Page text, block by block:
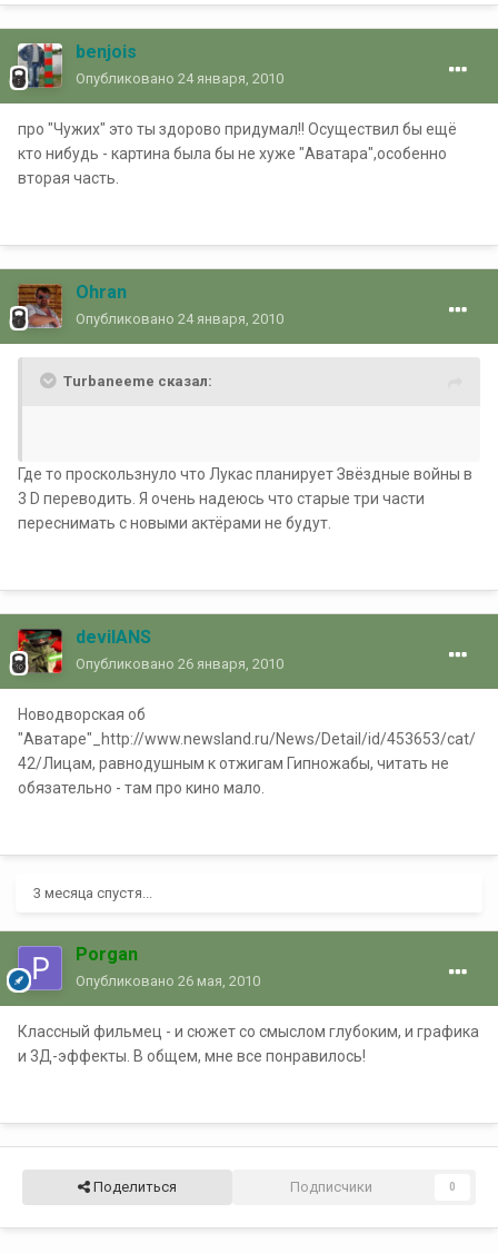
benjois
Опубликовано 24 января, 2010
про "Чужих" это ты здорово придумал!! Осуществил бы ещё
кто нибудь - картина была бы не хуже "Аватара",особенно
вторая часть.
Ohran
Опубликовано 24 января, 2010
Turbaneeme сказал:
Где то проскользнуло что Лукас планирует Звёздные войны в
3 D переводить. Я очень надеюсь что старые три части
переснимать с новыми актёрами не будут.
devilANS
Опубликовано 26 января, 2010
Новодворская об
"Аватаре"_http://www.newsland.ru/News/Detail/id/453653/cat/
42/Лицам, равнодушным к отжигам Гипножабы, читать не
обязательно - там про кино мало.
3 месяца спустя...
Porgan
Опубликовано 26 мая, 2010
Классный фильмец - и сюжет со смыслом глубоким, и графика
и 3Д-эффекты. В общем, мне все понравилось!
Поделиться Подписчики 0